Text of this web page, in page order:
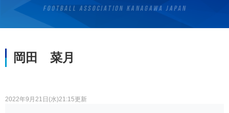
岡田 菜月
2022年9月21日(水)21:15更新